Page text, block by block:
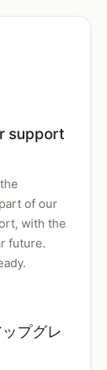
support
of our
with the
future.
プグレ